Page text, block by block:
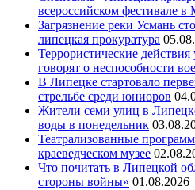
всероссийском фестивале в
Загрязнение реки Усмань
липецкая прокуратура
Террористические
говорят о неспособности
В Липецке стартовало
стрельбе среди юниоров
Жители семи улиц в
воды в понедельник
Театрализованные
краеведческом музее
Что почитать в Липецкой
стороны войны» 01.08.2026